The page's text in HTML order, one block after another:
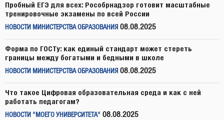
Пробный ЕГЭ для всех: Рособрнадзор готовит масштабные
тренировочные экзамены по всей России
НОВОСТИ МИНИСТЕРСТВА ОБРАЗОВАНИЯ 08.08.2025
Форма по ГОСТу: как единый стандарт может стереть
границы между богатыми и бедными в школе
НОВОСТИ МИНИСТЕРСТВА ОБРАЗОВАНИЯ 08.08.2025
Что такое Цифровая образовательная среда и как с ней
работать педагогам?
НОВОСТИ "МОЕГО УНИВЕРСИТЕТА" 08.08.2025